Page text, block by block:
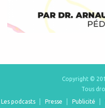
Copyright ©
Tous
Les podcasts
Presse Publicité